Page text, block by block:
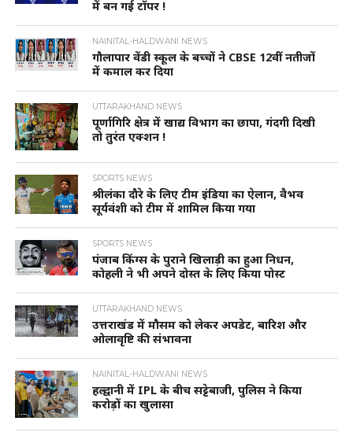
में बन गई टॉपर !
NAINITAL-HALDWANI NEWS
गौलापार वेंडी स्कूल के बच्चों ने CBSE 12वीं नतीजों
में कमाल कर दिया
UTTARAKHAND NEWS
पूर्णागिरि क्षेत्र में खाद्य विभाग का छापा, गंदगी दिखी
तो तुरंत एक्शन !
SPORTS NEWS
श्रीलंका दौरे के लिए टीम इंडिया का ऐलान, वैभव
सूर्यवंशी को टीम में शामिल किया गया
SPORTS NEWS
पंजाब किंग्स के पुराने खिलाड़ी का हुआ निधन,
कोहली ने भी अपने दोस्त के लिए किया पोस्ट
UTTARAKHAND NEWS
उत्तराखंड में मौसम को लेकर अपडेट, बारिश और
ओलावृष्टि की संभावना
NAINITAL-HALDWANI NEWS
हल्द्वानी में IPL के बीच सट्टेबाजी, पुलिस ने किया
करोड़ों का खुलासा